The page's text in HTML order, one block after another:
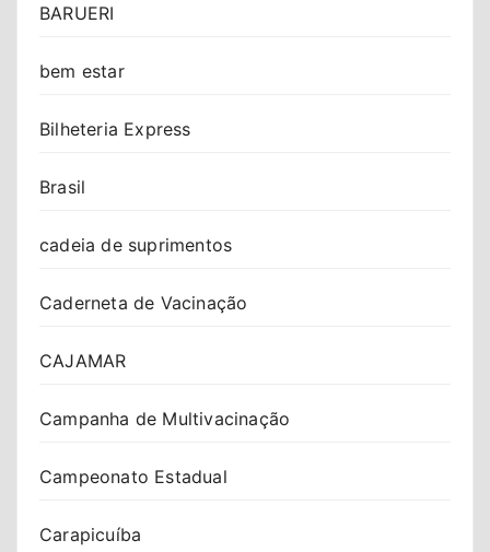
BARUERI
bem estar
Bilheteria Express
Brasil
cadeia de suprimentos
Caderneta de Vacinação
CAJAMAR
Campanha de Multivacinação
Campeonato Estadual
Carapicuíba